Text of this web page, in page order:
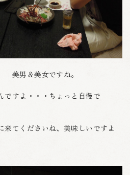
美男＆美女ですね。
ですよ・・・ちょっと自慢で
来てくださいね、美味しいですよ